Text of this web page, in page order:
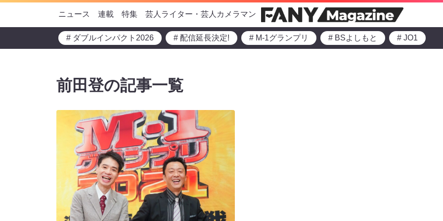
ニュース 連載 特集 芸人ライター・芸人カメラマン
# ダブルインパクト2026 # 配信延長決定! # M-1グランプリ # BSよしもと # JO1
前田登の記事一覧